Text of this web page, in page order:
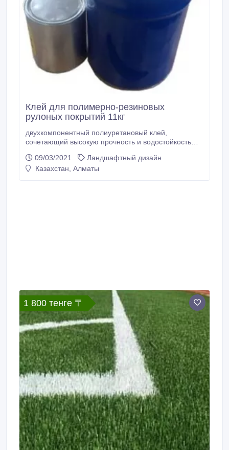
Клей для полимерно-резиновых
рулоных покрытий 11кг
двухкомпонентный полиуретановый клей,
сочетающий высокую прочность и водостойкость
приклеивания синтетических спортивных
полимерных покрытий, рулонных материалов типа
09/03/2021
Ландшафтный дизайн
Казахстан, Алматы
1 800 тенге 〒